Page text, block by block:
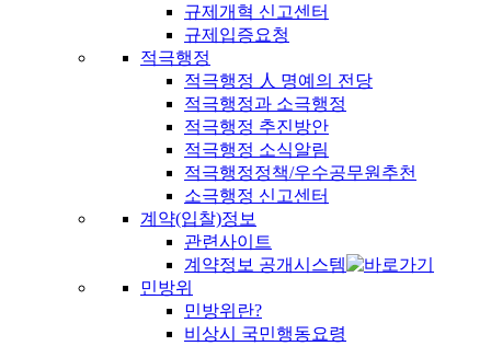
규제개혁 신고센터
규제입증요청
적극행정
적극행정 人 명예의 전당
적극행정과 소극행정
적극행정 추진방안
적극행정 소식알림
적극행정정책/우수공무원추천
소극행정 신고센터
계약(입찰)정보
관련사이트
계약정보 공개시스템
민방위
민방위란?
비상시 국민행동요령